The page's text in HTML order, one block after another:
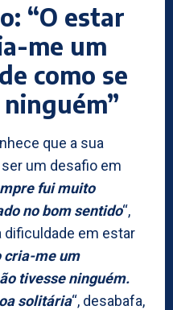
“O estar
me um
como se
que a sua
um desafio em
fui muito
no bom sentido“,
dificuldade em estar
cria-me um
tivesse ninguém.
solitária“, desabafa,